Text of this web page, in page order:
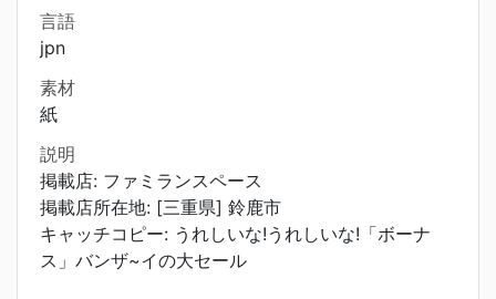
言語
jpn
素材
紙
説明
掲載店: ファミランスペース
掲載店所在地: [三重県] 鈴鹿市
キャッチコピー: うれしいな!うれしいな!「ボーナ
ス」バンザ~イの大セール